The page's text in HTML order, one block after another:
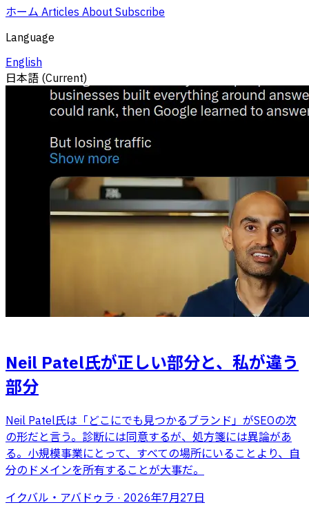
ホーム Articles About Subscribe
Language
English
日本語 (Current)
Neil Patel氏が正しい部分と、私が違う
部分
Neil Patel氏は「どこにでも見つかるブランド」がSEOの次
の形だと言う。診断には同意するが、処方箋には異論があ
る。小規模事業にとって、すべての場所にいることより、自
分のドメインを所有することが大事だ。
イクバル・アバドゥラ · 2026年7月27日